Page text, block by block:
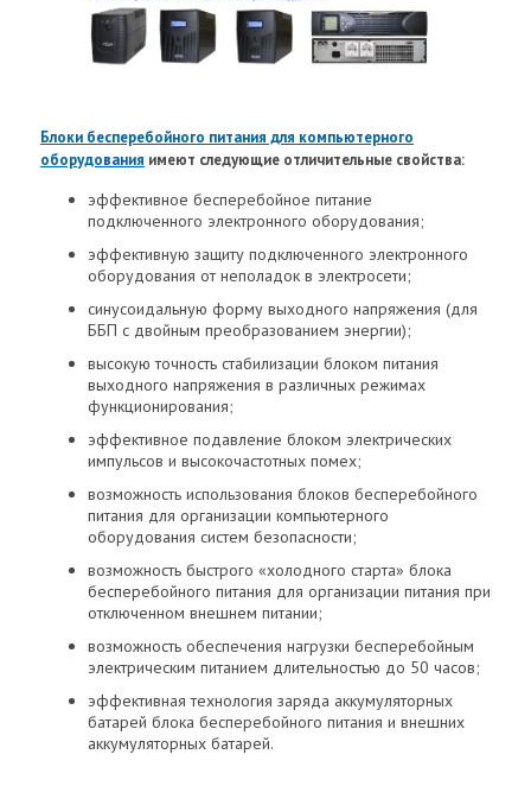
Блоки бесперебойного питания для компьютерного
оборудования имеют следующие отличительные свойства:
эффективное бесперебойное питание
подключенного электронного оборудования;
эффективную защиту подключенного электронного
оборудования от неполадок в электросети;
синусоидальную форму выходного напряжения (для
ББП с двойным преобразованием энергии);
высокую точность стабилизации блоком питания
выходного напряжения в различных режимах
функционирования;
эффективное подавление блоком электрических
импульсов и высокочастотных помех;
возможность использования блоков бесперебойного
питания для организации компьютерного
оборудования систем безопасности;
возможность быстрого «холодного старта» блока
бесперебойного питания для организации питания при
отключенном внешнем питании;
возможность обеспечения нагрузки бесперебойным
электрическим питанием длительностью до 50 часов;
эффективная технология заряда аккумуляторных
батарей блока бесперебойного питания и внешних
аккумуляторных батарей.